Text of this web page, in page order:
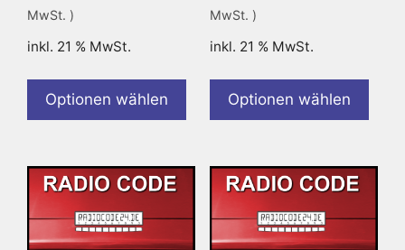
MwSt. )
inkl. 21 % MwSt.
Optionen wählen
MwSt. )
inkl. 21 % MwSt.
Optionen wählen